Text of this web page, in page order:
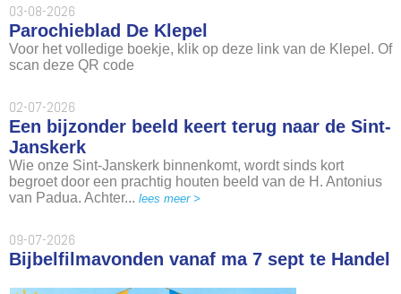
03-08-2026
Parochieblad De Klepel
Voor het volledige boekje, klik op deze link van de Klepel. Of
scan deze QR code
02-07-2026
Een bijzonder beeld keert terug naar de Sint-
Janskerk
Wie onze Sint-Janskerk binnenkomt, wordt sinds kort
begroet door een prachtig houten beeld van de H. Antonius
van Padua. Achter... lees meer >
09-07-2026
Bijbelfilmavonden vanaf ma 7 sept te Handel